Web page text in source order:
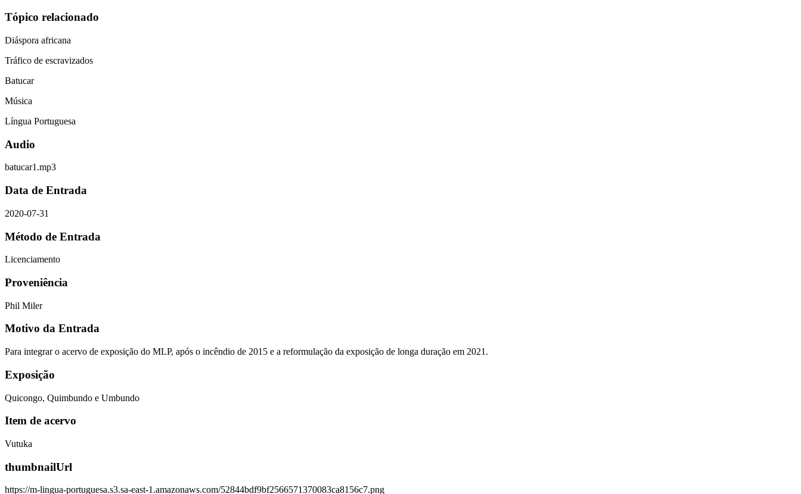
Tópico relacionado
Diáspora africana
Tráfico de escravizados
Batucar
Música
Língua Portuguesa
Audio
batucar1.mp3
Data de Entrada
2020-07-31
Método de Entrada
Licenciamento
Proveniência
Phil Miler
Motivo da Entrada
Para integrar o acervo de exposição do MLP, após o incêndio de 2015 e a reformulação da exposição de longa duração em 2021.
Exposição
Quicongo, Quimbundo e Umbundo
Item de acervo
Vutuka
thumbnailUrl
https://m-lingua-portuguesa.s3.sa-east-1.amazonaws.com/52844bdf9bf2566571370083ca8156c7.png